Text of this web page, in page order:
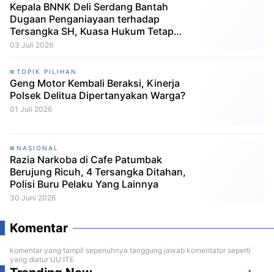
Kepala BNNK Deli Serdang Bantah
Dugaan Penganiayaan terhadap
Tersangka SH, Kuasa Hukum Tetap
Minta CCTV Dibuka
03 Juli 2026
TOPIK PILIHAN
Geng Motor Kembali Beraksi, Kinerja
Polsek Delitua Dipertanyakan Warga?
01 Juli 2026
NASIONAL
Razia Narkoba di Cafe Patumbak
Berujung Ricuh, 4 Tersangka Ditahan,
Polisi Buru Pelaku Yang Lainnya
30 Juni 2026
Komentar
komentar yang tampil sepenuhnya tanggung jawab komentator seperti
yang diatur UU ITE